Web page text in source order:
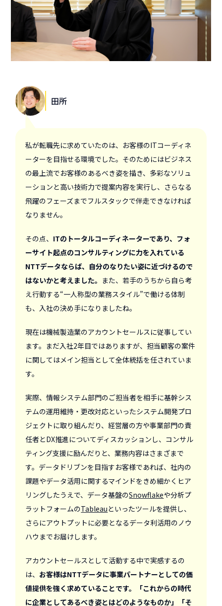
田所
私が転職先に求めていたのは、お客様のITコーディネ
ーターを目指せる環境でした。そのためにはビジネス
の最上流でお客様のあるべき姿を描き、多彩なソリュ
ーションと高い技術力で提案内容を実行し、さらなる
飛躍のフェーズまでフルスタックで伴走できなければ
なりません。
その点、 ITのトータルコーディネーターであり、フォ
ーサイト起点のコンサルティングに力を入れている
NTTデータならば、自分のなりたい姿に近づけるので
はないかと考えました。 また、若手のうちから自ら考
え行動する“一人称型の業務スタイル”で働ける体制
も、入社の決め手になりましたね。
現在は機械製造業のアカウントセールスに従事してい
ます。まだ入社2年目ではありますが、担当顧客の案件
に関してはメイン担当として全体統括を任されていま
す。
実際、情報システム部門のご担当者を相手に基幹シス
テムの運用維持・更改対応といったシステム開発プロ
ジェクトに取り組んだり、経営層の方や事業部門の責
任者とDX推進についてディスカッションし、コンサル
ティング支援に励んだりと、業務内容はさまざまで
す。データドリブンを目指すお客様であれば、社内の
課題やデータ活用に関するマインドをきめ細かくヒア
リングしたうえで、データ基盤のSnowflakeや分析プ
ラットフォームのTableauといったツールを提供し、
さらにアウトプットに必要となるデータ利活用のノウ
ハウまでお届けします。
アカウントセールスとして活動する中で実感するの
は、 お客様はNTTデータに事業パートナーとしての価
値提供を強く求めていることです。「これからの時代
に企業としてあるべき姿とはどのようなものか」「そ